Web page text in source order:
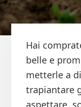
Hai
belle e
metterle a
trapiantare